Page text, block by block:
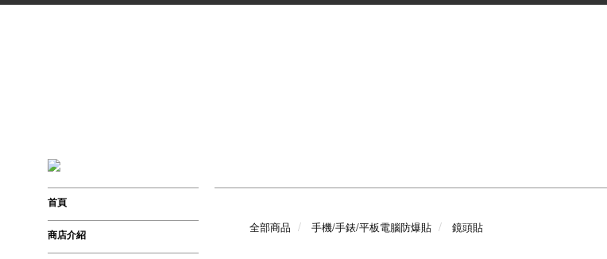
首頁
商店介紹 全部商品 手機/手錶/平板電腦防爆貼 鏡頭貼